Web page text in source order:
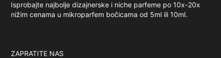
Isprobajte najbolje dizajnerske i niche parfeme po 10x-20x
nižim cenama u mikroparfem bočicama od 5ml ili 10ml.
ZAPRATITE NAS